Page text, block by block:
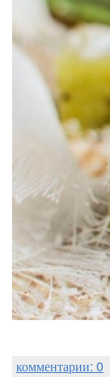
комментарии: 0